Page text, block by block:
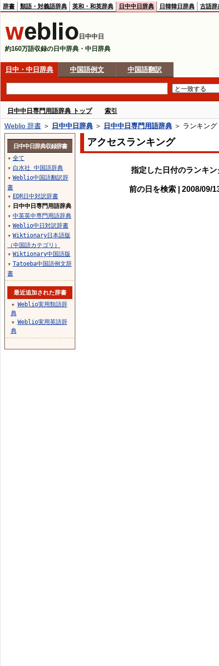
辞書 類語・対義語辞典 英和・和英辞典 日中中日辞典 日韓韓日辞典 古語辞
日中中日
約160万語収録の日中辞典・中日辞典
日中・中日辞典 中国語例文 中国語翻訳
日中中日専門用語辞典 トップ 索引
Weblio 辞書 ＞ 日中中日辞典 ＞ 日中中日専門用語辞典 ＞ ランキング
アクセスランキング
指定した日付のランキ
前の日を検索 | 2008/09/
日中中日辞典収録辞書
▼ 全て
▼ 白水社 中国語辞典
▼ Weblio中国語翻訳辞
書
▼ EDR日中対訳辞書
▼ 日中中日専門用語辞典
▼ 中英英中専門用語辞典
▼ Weblio中日対訳辞書
▼ Wiktionary日本語版
（中国語カテゴリ）
▼ Wiktionary中国語版
▼ Tatoeba中国語例文辞
書
最近追加された辞書
▼
Weblio実用類語辞
典
▼
Weblio実用英語辞
典